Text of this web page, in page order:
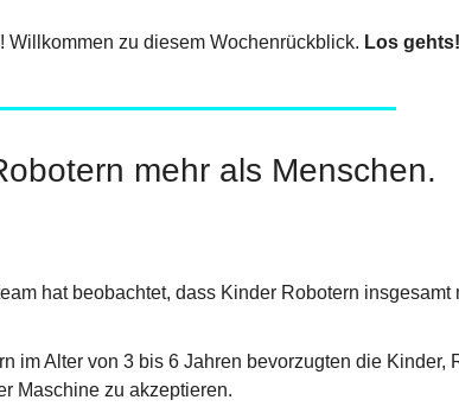
Willkommen zu diesem Wochenrückblick. Los gehts!
mehr als Menschen.
hat beobachtet, dass Kinder Robotern insgesamt
im Alter von 3 bis 6 Jahren bevorzugten die Kinder,
Maschine zu akzeptieren.